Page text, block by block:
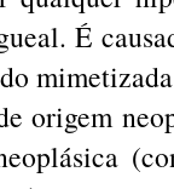
É
origem